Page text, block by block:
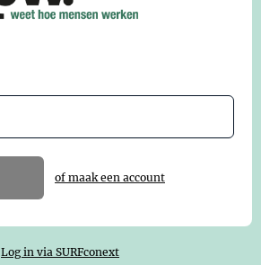
of maak een account
Log in via SURFconext